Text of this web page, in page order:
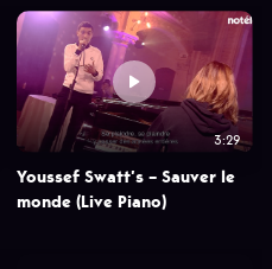
3:29
Youssef Swatt’s – Sauver le
monde (Live Piano)